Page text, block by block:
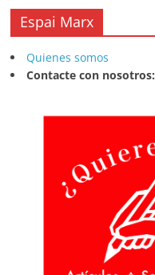
Espai Marx
Quienes somos
Contacte con nosotros: